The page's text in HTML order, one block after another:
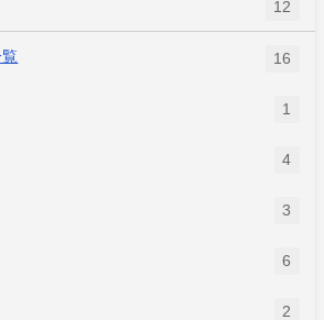
12
覧 16
1
4
3
6
2